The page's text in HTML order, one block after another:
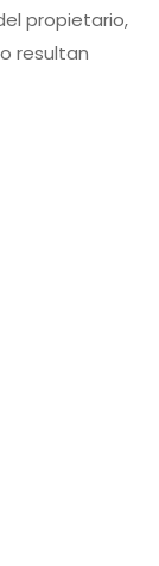
propietario,
resultan